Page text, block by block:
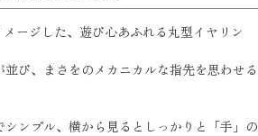
メージした、遊び心あふれる丸型イヤリン
び、まさをのメカニカルな指先を思わせる
ンプル、横から見るとしっかりと「手」の